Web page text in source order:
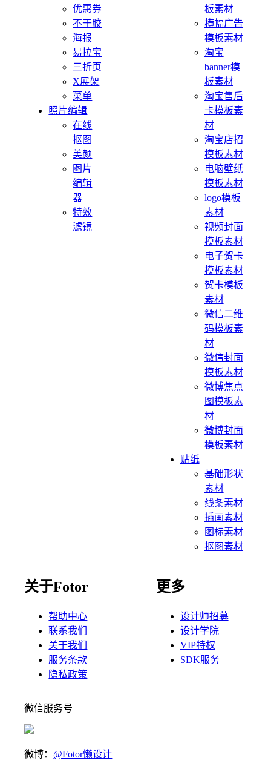
优惠券
不干胶
海报
易拉宝
三折页
X展架
菜单
照片编辑
在线
抠图
美颜
图片
编辑
器
特效
滤镜
板素材
横幅广告
模板素材
淘宝
banner模
板素材
淘宝售后
卡模板素
材
淘宝店招
模板素材
电脑壁纸
模板素材
logo模板
素材
视频封面
模板素材
电子贺卡
模板素材
贺卡模板
素材
微信二维
码模板素
材
微信封面
模板素材
微博焦点
图模板素
材
微博封面
模板素材
贴纸
基础形状
素材
线条素材
插画素材
图标素材
抠图素材
关于Fotor
帮助中心
联系我们
关于我们
服务条款
隐私政策
更多
设计师招募
设计学院
VIP特权
SDK服务
微信服务号
微博： @Fotor懒设计